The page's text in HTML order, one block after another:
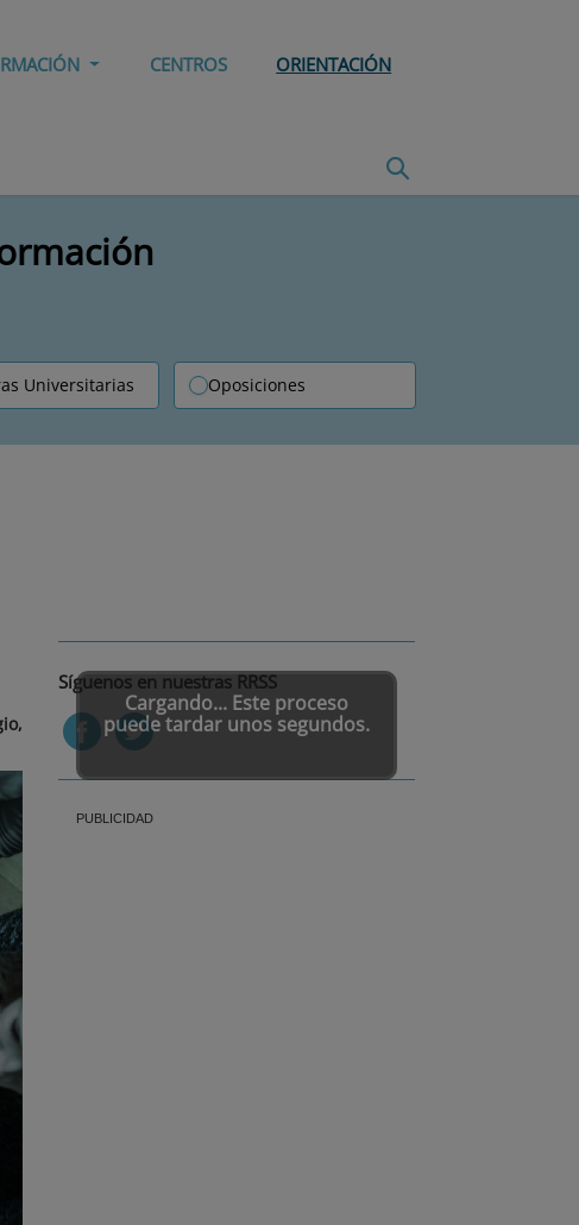
CENTROS ORIENTACIÓN
Universitarias Oposiciones
Cargando... Este proceso
puede tardar unos segundos.
Síguenos en nuestras RRSS